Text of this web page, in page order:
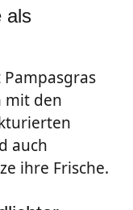
als
mit den
auch
ihre Frische.